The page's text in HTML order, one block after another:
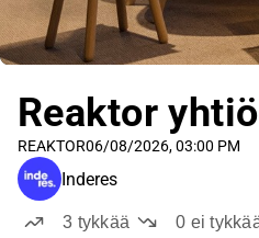
Reaktor
REAKTOR06/08/2026, 03:00 PM
Inderes
3 tykkää 0 ei